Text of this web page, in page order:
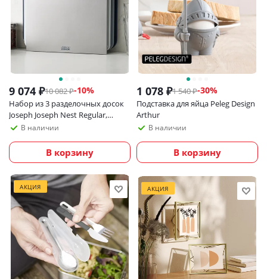
9 074 ₽10 082₽-10%
Набор из 3 разделочных досок
Joseph Joseph Nest Regular,
серыйВ наличии
В корзину
1 078 ₽1 540₽-30%
Подставка для яйца Peleg Design
Arthur
В наличии
В корзину
АКЦИЯ АКЦИЯ